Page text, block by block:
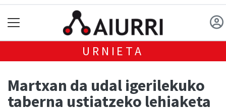
URNIETA
Martxan da udal igerilekuko
taberna ustiatzeko lehiaketa